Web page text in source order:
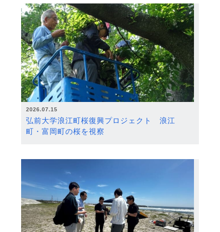
2026.07.15
弘前大学浪江町桜復興プロジェクト 浪江
町・富岡町の桜を視察